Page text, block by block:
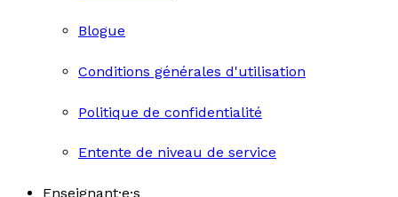
Blogue
Conditions générales d'utilisation
Politique de confidentialité
Entente de niveau de service
Enseignant·e·s